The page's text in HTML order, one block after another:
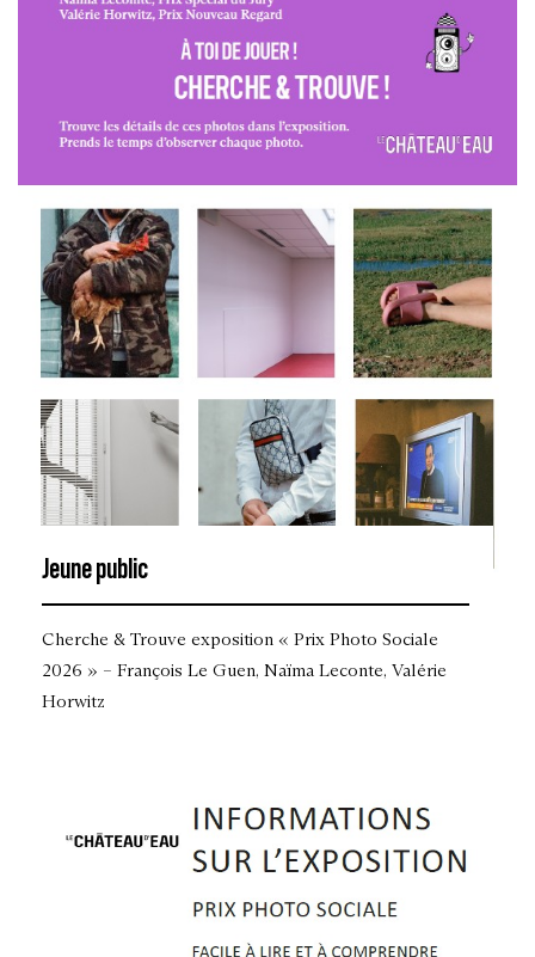
Cherche & Trouve exposition « Prix Photo Sociale
2026 » – François Le Guen, Naïma Leconte, Valérie
Horwitz
Jeune public